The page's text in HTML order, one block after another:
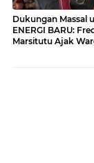
Dukungan Massal
ENERGI BARU:
Marsitutu Ajak